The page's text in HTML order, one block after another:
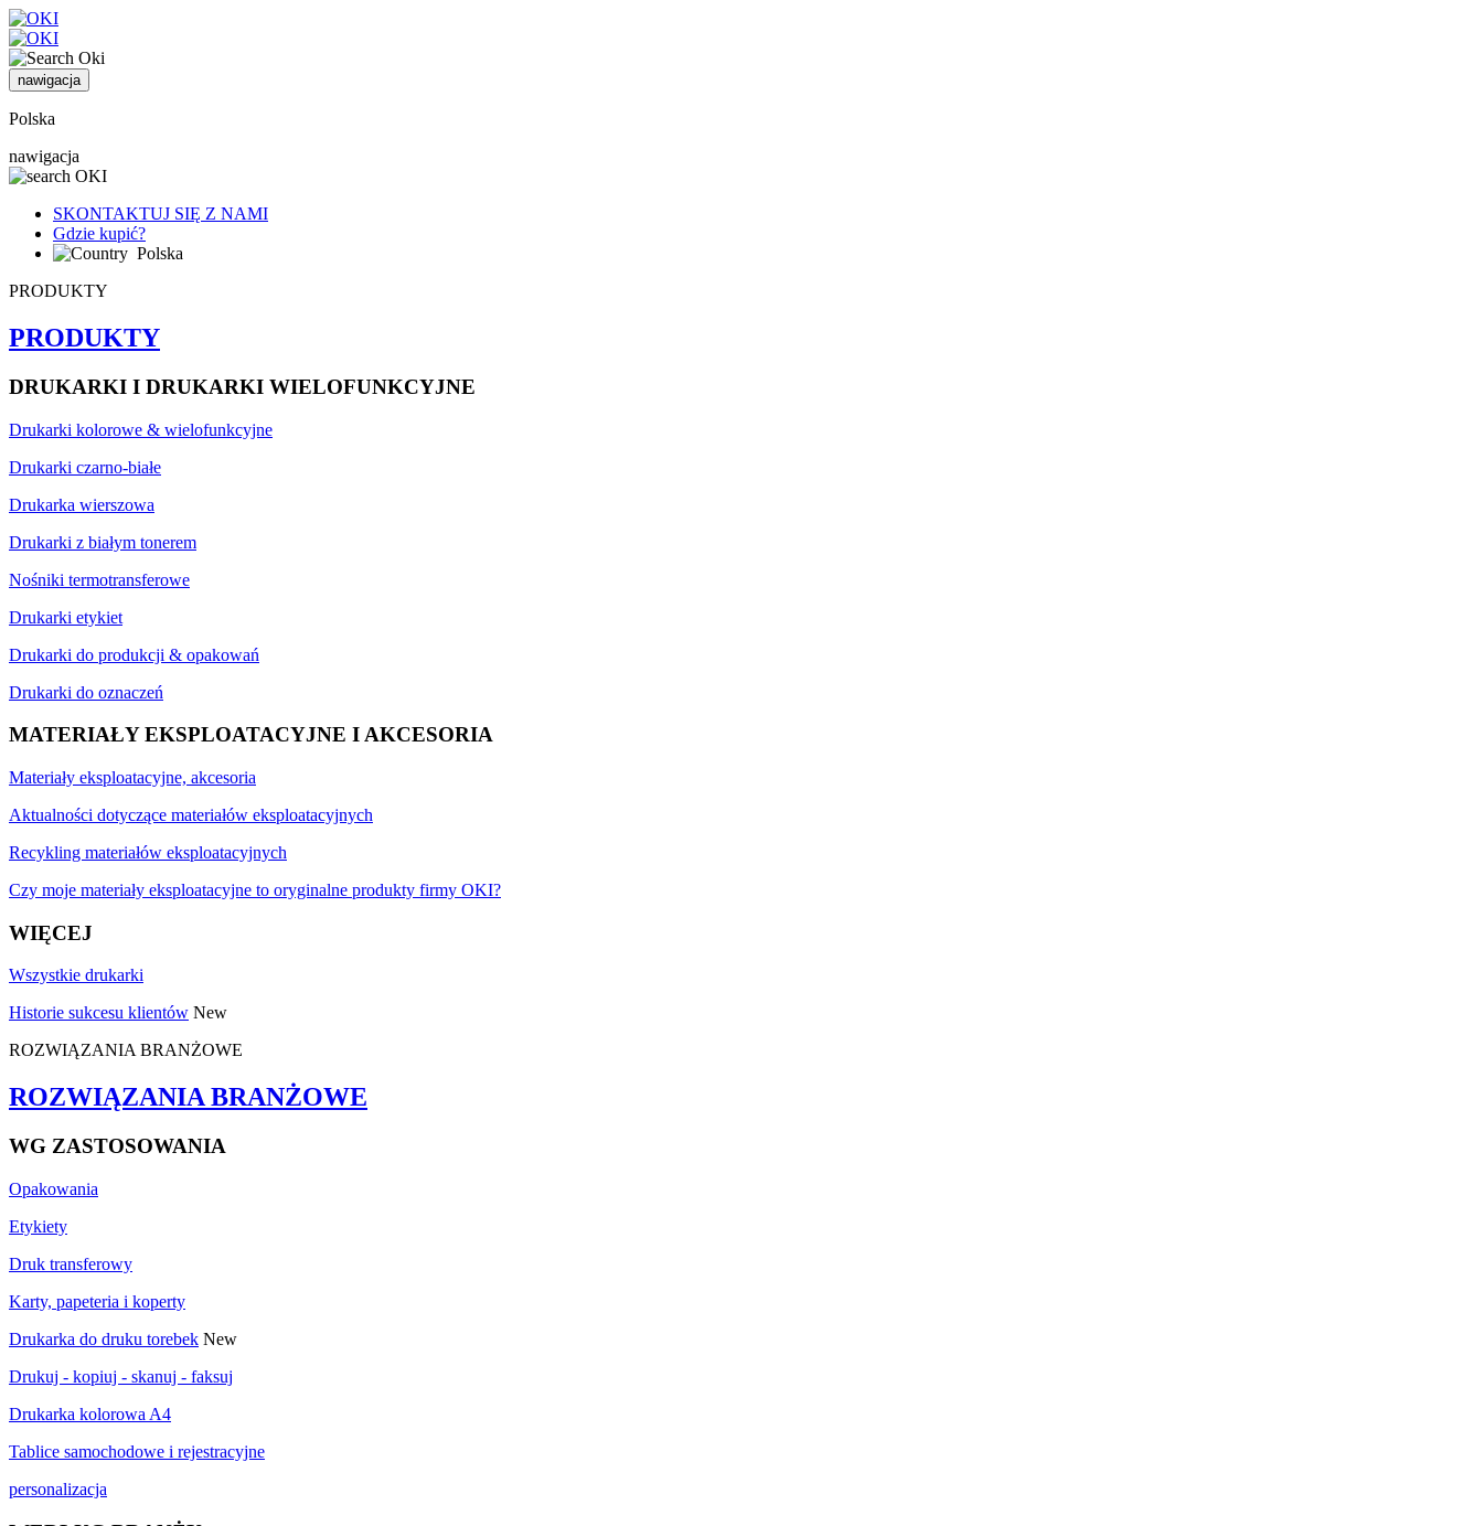
nawigacja
Polska
nawigacja
SKONTAKTUJ SIĘ Z NAMI
Gdzie kupić?
Polska
PRODUKTY
PRODUKTY
DRUKARKI I DRUKARKI WIELOFUNKCYJNE
Drukarki kolorowe & wielofunkcyjne
Drukarki czarno-białe
Drukarka wierszowa
Drukarki z białym tonerem
Nośniki termotransferowe
Drukarki etykiet
Drukarki do produkcji & opakowań
Drukarki do oznaczeń
MATERIAŁY EKSPLOATACYJNE I AKCESORIA
Materiały eksploatacyjne, akcesoria
Aktualności dotyczące materiałów eksploatacyjnych
Recykling materiałów eksploatacyjnych
Czy moje materiały eksploatacyjne to oryginalne produkty firmy OKI?
WIĘCEJ
Wszystkie drukarki
Historie sukcesu klientów New
ROZWIĄZANIA BRANŻOWE
ROZWIĄZANIA BRANŻOWE
WG ZASTOSOWANIA
Opakowania
Etykiety
Druk transferowy
Karty, papeteria i koperty
Drukarka do druku torebek New
Drukuj - kopiuj - skanuj - faksuj
Drukarka kolorowa A4
Tablice samochodowe i rejestracyjne
personalizacja